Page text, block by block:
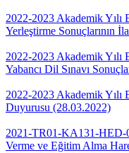
2022-2023 Akademik Yılı
Yerleştirme Sonuçlarının
2022-2023 Akademik Yılı
Yabancı Dil Sınavı
2022-2023 Akademik Yılı
Duyurusu (28.03.2022)
2021-TR01-KA131-HED-
Verme ve Eğitim Alma